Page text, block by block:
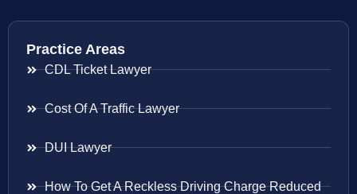
Practice Areas
CDL Ticket Lawyer
Cost Of A Traffic Lawyer
DUI Lawyer
How To Get A Reckless Driving Charge Reduced